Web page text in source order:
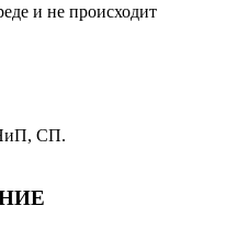
и не происходит
СП.